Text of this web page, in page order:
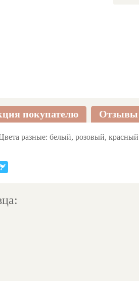
покупателю Отзывы
разные: белый, розовый,